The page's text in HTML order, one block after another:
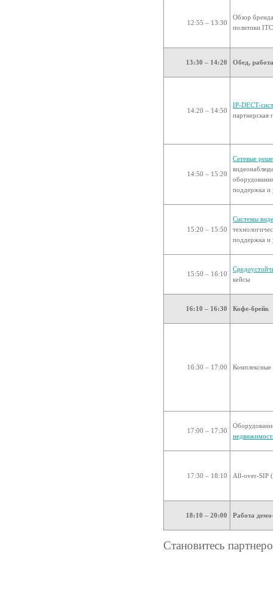
12:55 – 13:30
Обзор
политики ITC
13:30 – 14:20 Обед,
14:20 – 14:50
IP-DECT-
партнерская
14:50 – 15:20
Сетевые
поддержка и
15:20 – 15:50
Системы
поддержка и
15:50 – 16:10
кейсы
16:10 – 16:30 Кофе-брейк
16:30 – 17:00 Комплексные
17:00 – 17:30
17:30 – 18:10 All-over-SIP
18:10 – 20:00 Работа
Становитесь